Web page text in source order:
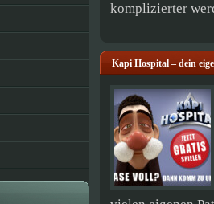
komplizierter
Kapi Hospital – dein